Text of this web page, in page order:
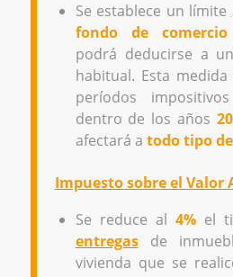
Se establece un
fondo de
podrá deducirse a
habitual. Esta
períodos
dentro de los años
afectará a todo tipo
Impuesto sobre el Valor
Se reduce al 4%el
entregasde
vivienda que se